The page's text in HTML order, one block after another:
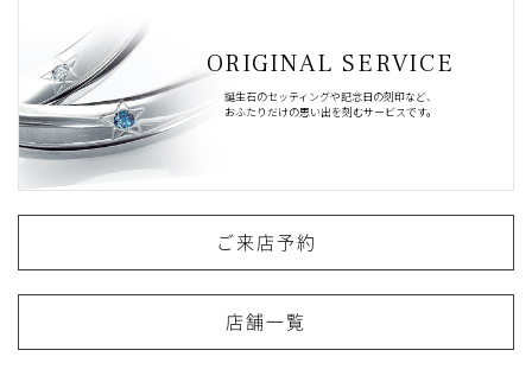
ORIGINAL SERVICE
誕生石のセッティングや記念日の刻印など、
おふたりだけの思い出を刻むサービスです。
ご来店予約
店舗一覧